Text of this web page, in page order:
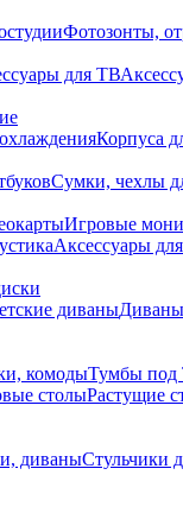
Фотозонты,
для ТВ
Корпуса
Сумки, чехлы
Игровые
Аксессуары
диваны
комодыТумбы под
столыРастущие
диваныСтульчики